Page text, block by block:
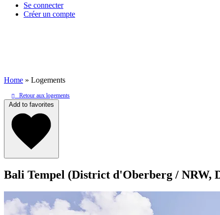
Se connecter
Créer un compte
Home » Logements
Retour aux logements
Add to favorites
Bali Tempel (District d'Oberberg / NRW,